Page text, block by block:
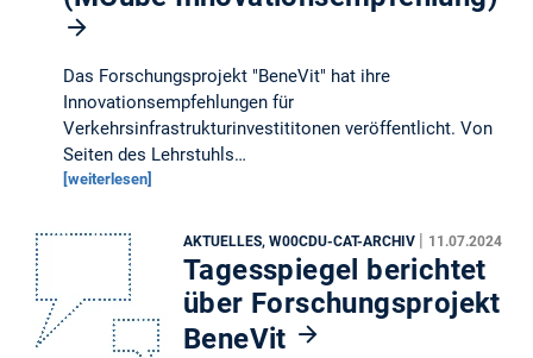
Das Forschungsprojekt "BeneVit" hat ihre
Innovationsempfehlungen für
Verkehrsinfrastrukturinvestititonen veröffentlicht. Von
Seiten des Lehrstuhls…
[weiterlesen]
AKTUELLES, W00CDU-CAT-ARCHIV 11.07.2024
Tagesspiegel berichtet
über Forschungsprojekt
BeneVit